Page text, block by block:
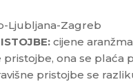
Ljubljana-Zagreb
cijene
ona se plaća
pristojbe se